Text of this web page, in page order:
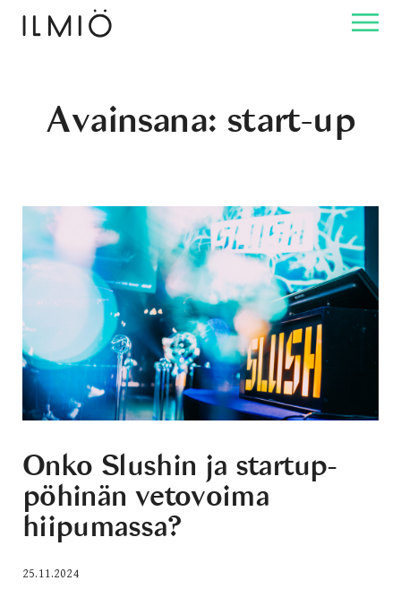
Avainsana: start-up
Onko Slushin ja startup-
pöhinän vetovoima
hiipumassa?
25.11.2024